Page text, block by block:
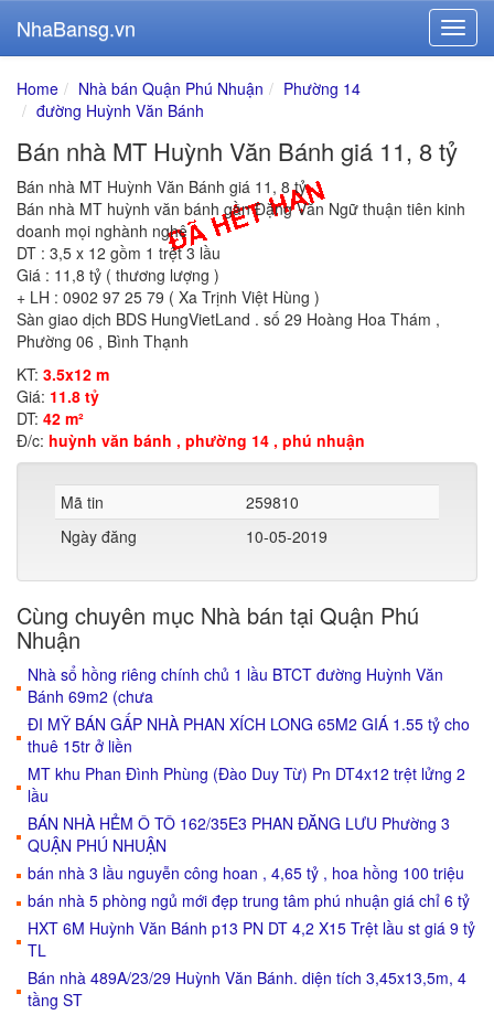
NhaBansg.vn
Home Nhà bán Quận Phú Nhuận
Phường 14
đường Huỳnh Văn Bánh
Bán nhà MT Huỳnh Văn Bánh giá 11, 8 tỷ
Bán nhà MT Huỳnh Văn Bánh giá 11, 8 tỷ
Bán nhà MT huỳnh văn bánh gần Đặng Văn Ngữ thuận tiên kinh
doanh mọi nghành nghê
DT : 3,5 x 12 gồm 1 trệt 3 lầu
Giá : 11,8 tỷ ( thương lượng )
+ LH : 0902 97 25 79 ( Xa Trịnh Việt Hùng )
Sàn giao dịch BDS HungVietLand . số 29 Hoàng Hoa Thám ,
Phường 06 , Bình Thạnh
KT: 3.5x12 m
Giá: 11.8 tỷ
DT: 42 m²
Đ/c: huỳnh văn bánh , phường 14 , phú nhuận
Mã tin
259810
Ngày đăng
10-05-2019
Cùng chuyên mục Nhà bán tại Quận Phú
Nhuận
Nhà sổ hồng riêng chính chủ 1 lầu BTCT đường Huỳnh Văn
Bánh 69m2 (chưa
ĐI MỸ BÁN GẤP NHÀ PHAN XÍCH LONG 65M2 GIÁ 1.55 tỷ cho
thuê 15tr ở liền
MT khu Phan Đình Phùng (Đào Duy Từ) Pn DT4x12 trệt lửng 2
lầu
BÁN NHÀ HẺM Ô TÔ 162/35E3 PHAN ĐĂNG LƯU Phường 3
QUẬN PHÚ NHUẬN
bán nhà 3 lầu nguyễn công hoan , 4,65 tỷ , hoa hồng 100 triệu
bán nhà 5 phòng ngủ mới đẹp trung tâm phú nhuận giá chỉ 6 tỷ
HXT 6M Huỳnh Văn Bánh p13 PN DT 4,2 X15 Trệt lầu st giá 9 tỷ
TL
Bán nhà 489A/23/29 Huỳnh Văn Bánh. diện tích 3,45x13,5m, 4
tầng ST